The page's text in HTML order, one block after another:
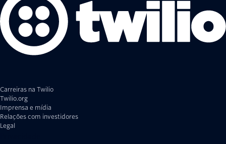
Carreiras na Twilio
Twilio.org
Imprensa e mídia
Relações com investidores
Legal